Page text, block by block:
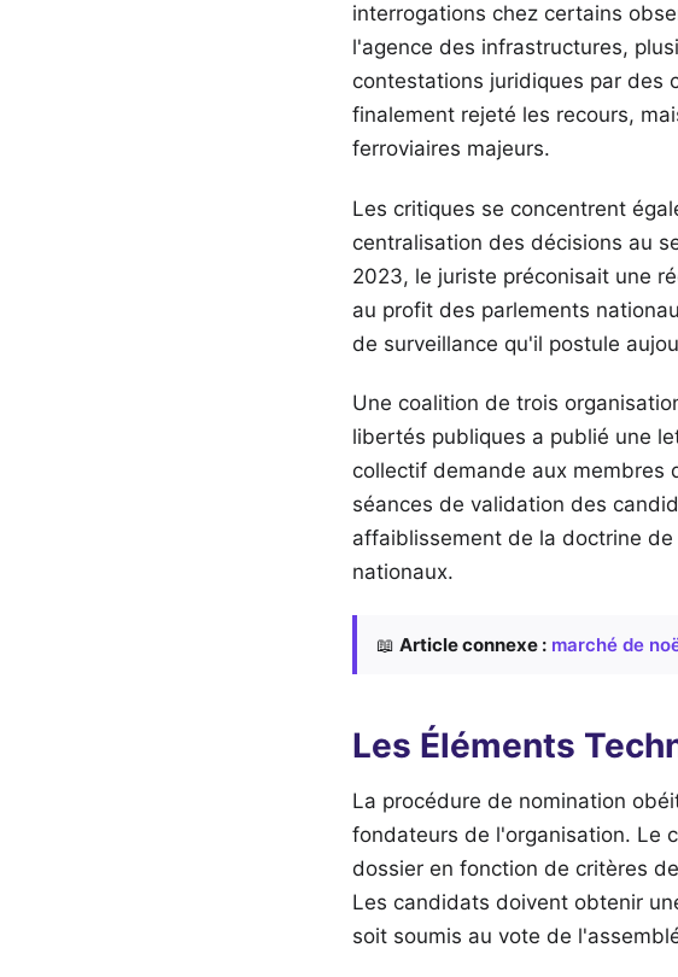
interrogations chez certains
l'agence des infrastructures,
contestations juridiques par des
finalement rejeté les recours,
ferroviaires majeurs.
Les critiques se concentrent
centralisation des décisions au
2023, le juriste préconisait une
au profit des parlements
de surveillance qu'il postule
Une coalition de trois
libertés publiques a publié une
collectif demande aux membres
séances de validation des
affaiblissement de la doctrine
nationaux.
📖 Article connexe : marché de
Les Éléments
La procédure de nomination
fondateurs de l'organisation. Le
dossier en fonction de critères
Les candidats doivent obtenir
soit soumis au vote de